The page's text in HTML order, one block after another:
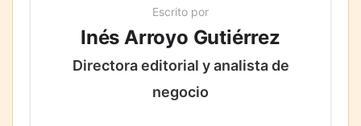
Escrito por
Inés Arroyo Gutiérrez
Directora editorial y analista de
negocio